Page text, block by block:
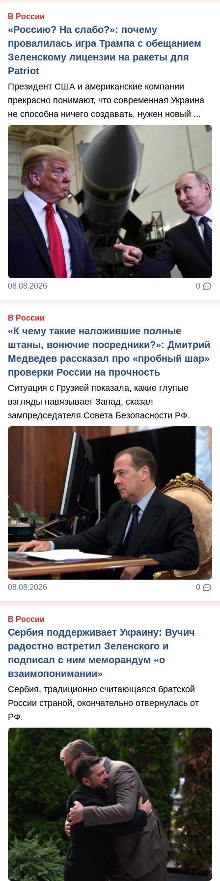
В России
«Россию? На слабо?»: почему
провалилась игра Трампа с обещанием
Зеленскому лицензии на ракеты для
Patriot
Президент США и американские компании
прекрасно понимают, что современная Украина
не способна ничего создавать, нужен новый ...
08.08.2026 0
В России
«К чему такие наложившие полные
штаны, вонючие посредники?»: Дмитрий
Медведев рассказал про «пробный шар»
проверки России на прочность
Ситуация с Грузией показала, какие глупые
взгляды навязывает Запад, сказал
зампредседателя Совета Безопасности РФ.
08.08.2026 0
В России
Сербия поддерживает Украину: Вучич
радостно встретил Зеленского и
подписал с ним меморандум «о
взаимопонимании»
Сербия, традиционно считающаяся братской
России страной, окончательно отвернулась от
РФ.